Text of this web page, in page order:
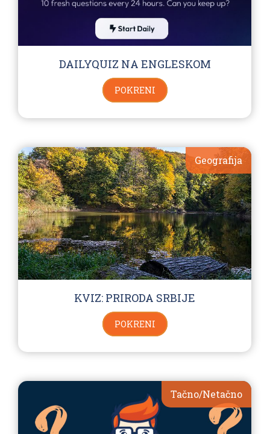
DAILYQUIZ NA ENGLESKOM
POKRENI
Geografija
KVIZ: PRIRODA SRBIJE
POKRENI
Tačno/Netačno